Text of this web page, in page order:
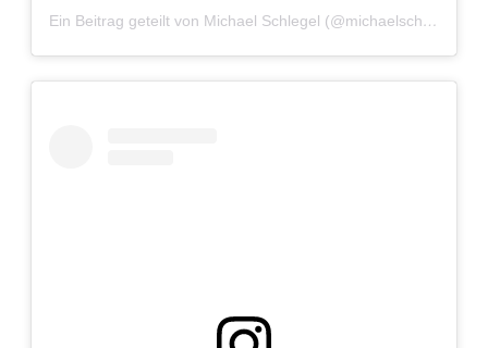
Ein Beitrag geteilt von Michael Schlegel (@michaelschlegelphotography)